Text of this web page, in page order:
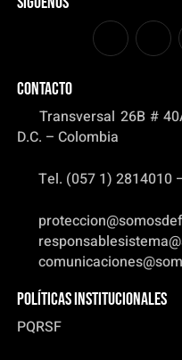
CONTACTO
Transversal 26B #
D.C. – Colombia
Tel. (057 1) 2814010
Políticas institucionales
PQRSF